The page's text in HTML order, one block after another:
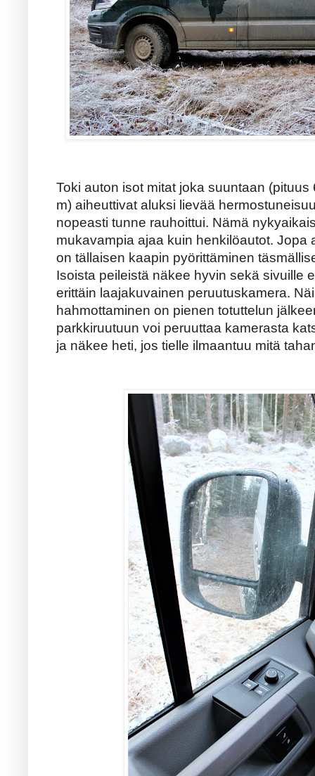
Toki auton isot mitat joka suuntaan
m) aiheuttivat aluksi lievää
nopeasti tunne rauhoittui. Nämä
mukavampia ajaa kuin henkilöautot. Jopa
on tällaisen kaapin pyörittäminen
Isoista peileistä näkee hyvin sekä sivuille
erittäin laajakuvainen peruutuskamera.
hahmottaminen on pienen totuttelun
parkkiruutuun voi peruuttaa kamerasta
ja näkee heti, jos tielle ilmaantuu mitä